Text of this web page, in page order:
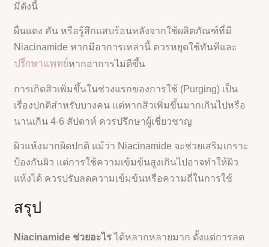
มีดังนี้
ผื่นแดง คัน หรือรู้สึกแสบร้อนหลังจากใช้ผลิตภัณฑ์ที่มี
Niacinamide หากมีอาการเหล่านี้ ควรหยุดใช้ทันทีและ
ปรึกษาแพทย์หากอาการไม่ดีขึ้น
การเกิดสิวเพิ่มขึ้นในช่วงแรกของการใช้ (Purging) เป็น
เรื่องปกติสำหรับบางคน แต่หากสิวเพิ่มขึ้นมากเกินไปหรือ
นานเกิน 4-6 สัปดาห์ ควรปรึกษาผู้เชี่ยวชาญ
ผิวแห้งมากผิดปกติ แม้ว่า Niacinamide จะช่วยเสริมเกราะ
ป้องกันผิว แต่การใช้ความเข้มข้นสูงเกินไปอาจทำให้ผิว
แห้งได้ ควรปรับลดความเข้มข้นหรือความถี่ในการใช้
สรุป
Niacinamide ช่วยอะไรได้หลากหลายมาก ตั้งแต่การลด